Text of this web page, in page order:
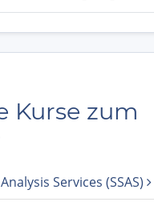
Kurse zum
Services (SSAS)